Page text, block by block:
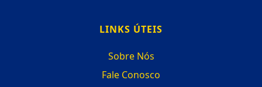
LINKS ÚTEIS
Sobre Nós
Fale Conosco